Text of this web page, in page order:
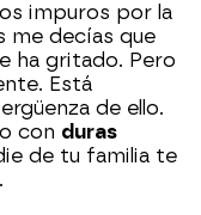
impuros por la
me decías que
ha gritado. Pero
Está
de ello.
con duras
de tu familia te